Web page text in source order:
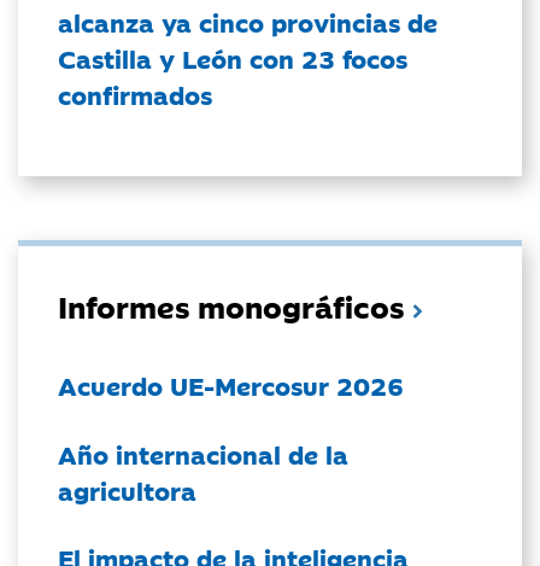
alcanza ya cinco provincias de
Castilla y León con 23 focos
confirmados
Informes monográficos
Acuerdo UE-Mercosur 2026
Año internacional de la
agricultora
El impacto de la inteligencia